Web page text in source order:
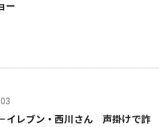
ー
イレブン・西川さん 声掛けで詐